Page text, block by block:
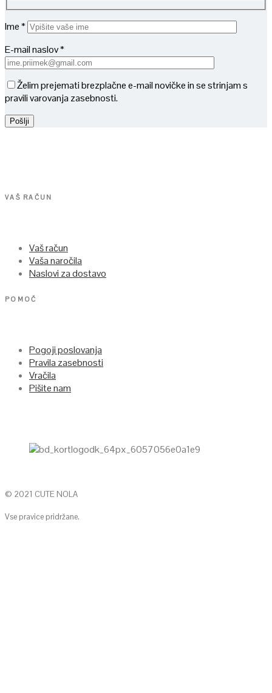
Ime *
E-mail naslov *
Želim prejemati brezplačne e-mail novičke in se strinjam s
pravili varovanja zasebnosti.
VAŠ RAČUN
Vaš račun
Vaša naročila
Naslovi za dostavo
POMOČ
Pogoji poslovanja
Pravila zasebnosti
Vračila
Pišite nam
© 2021 CUTE NOLA
Vse pravice pridržane.